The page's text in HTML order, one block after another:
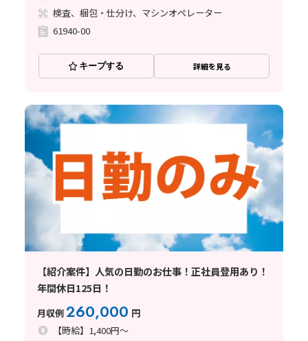
検査、梱包・仕分け、マシンオペレーター
61940-00
キープする 詳細を見る
【紹介案件】人気の日勤のお仕事！正社員登用あり！
年間休日125日！
月収例260,000 円
【時給】1,400円～